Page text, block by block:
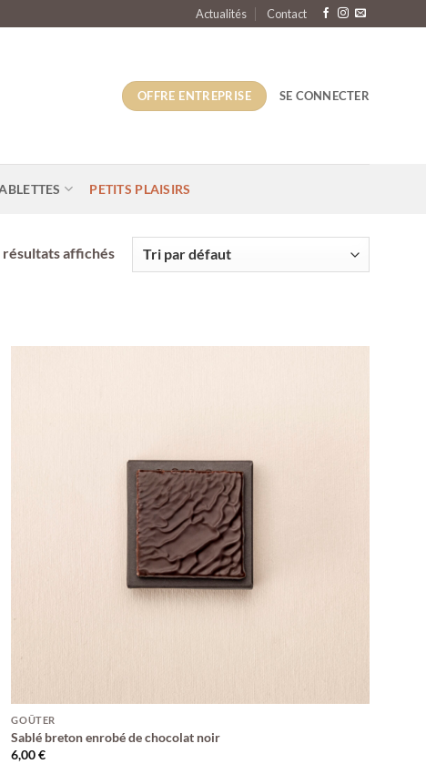
Actualités Contact
OFFRE ENTREPRISE SE CONNECTER
PETITS PLAISIRS
résultats affichés
GOÛTER
Sablé breton enrobé de chocolat noir
6,00€